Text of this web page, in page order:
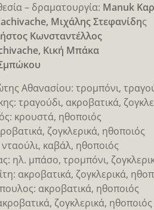
– δραματουργία: Manuk
Μιχάλης Στεφανίδης
Κωνσταντέλλος
Κική Μπάκα
Αθανασίου: τρομπόνι,
τραγούδι, ακροβατικά,
κρουστά, ηθοποιός
ζογκλερικά, ηθοποιός
καβάλ, ηθοποιός
ηλ. μπάσο, τρομπόνι,
ακροβατικά, ζογκλερικά,
ακροβατικά, ηθοποιός
ζογκλερικά, ηθοποιός